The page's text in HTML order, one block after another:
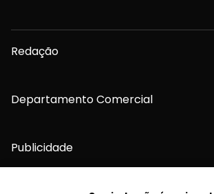
Redação
Departamento Comercial
Publicidade